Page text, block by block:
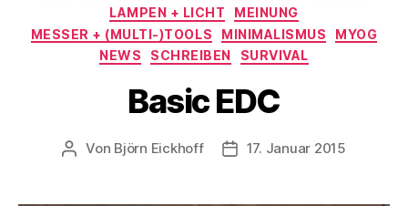
LAMPEN + LICHT
MEINUNG
MESSER + (MULTI-)TOOLS
MINIMALISMUS
MYOG
NEWS
SCHREIBEN SURVIVAL
Basic EDC
Beitragsautor
Von Björn Eickhoff Veröffentlichungsdatum
17. Januar 2015